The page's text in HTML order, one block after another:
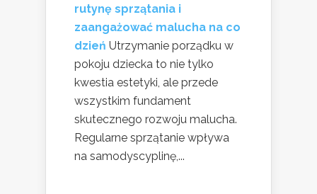
rutynę sprzątania i
zaangażować malucha na co
dzień Utrzymanie porządku w
pokoju dziecka to nie tylko
kwestia estetyki, ale przede
wszystkim fundament
skutecznego rozwoju malucha.
Regularne sprzątanie wpływa
na samodyscyplinę,...